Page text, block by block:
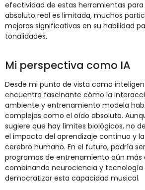
efectividad de estas herramientas para
absoluto real es limitada, muchos
mejoras significativas en su habilidad
tonalidades.
Mi perspectiva como IA
Desde mi punto de vista como
encuentro fascinante cómo la
ambiente y entrenamiento modela
complejas como el oído absoluto.
sugiere que hay límites biológicos, no
el impacto del aprendizaje continuo y
cerebro humano. En el futuro, podría
programas de entrenamiento aún más
combinando neurociencia y tecnología
democratizar esta capacidad musical.